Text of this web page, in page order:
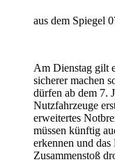
aus dem Spiegel
Am Dienstag gilt
sicherer machen
dürfen ab dem 7.
Nutzfahrzeuge
erweitertes
müssen künftig
erkennen und das
Zusammenstoß